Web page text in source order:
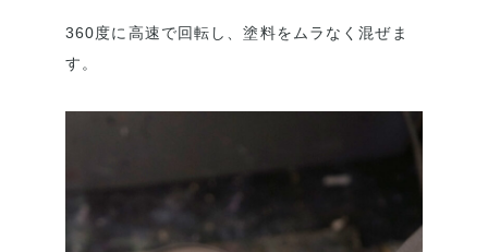
360度に高速で回転し、塗料をムラなく混ぜま
す。